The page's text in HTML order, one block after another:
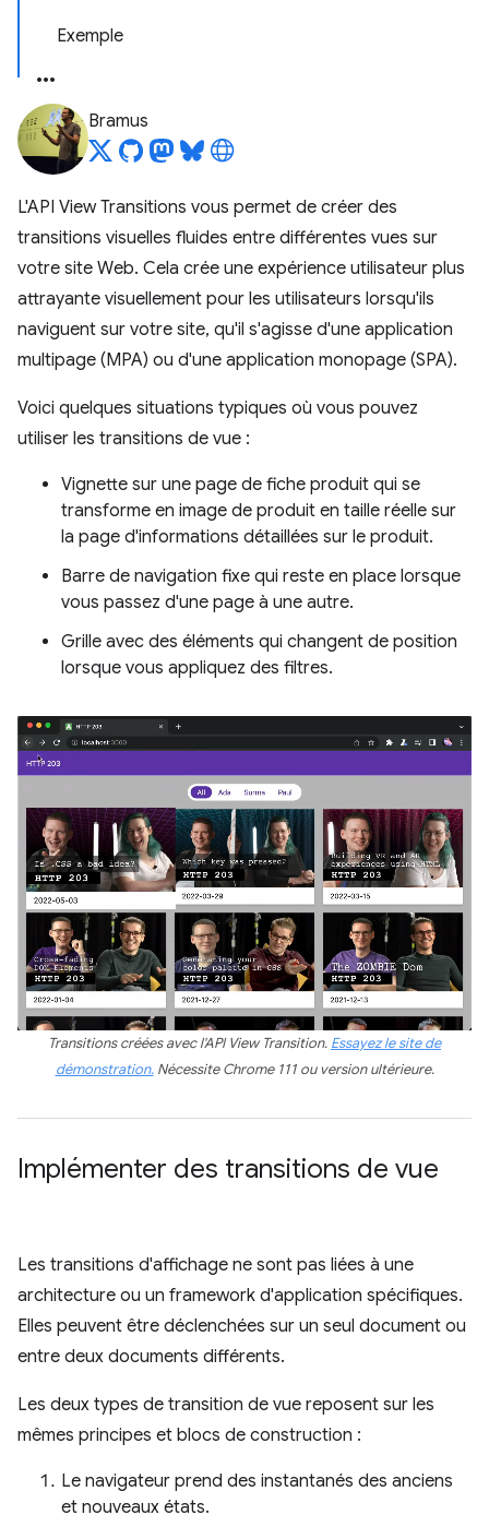
Exemple
Bramus
L'API View Transitions vous permet de créer des
transitions visuelles fluides entre différentes vues sur
votre site Web. Cela crée une expérience utilisateur plus
attrayante visuellement pour les utilisateurs lorsqu'ils
naviguent sur votre site, qu'il s'agisse d'une application
multipage (MPA) ou d'une application monopage (SPA).
Voici quelques situations typiques où vous pouvez
utiliser les transitions de vue :
Vignette sur une page de fiche produit qui se
transforme en image de produit en taille réelle sur
la page d'informations détaillées sur le produit.
Barre de navigation fixe qui reste en place lorsque
vous passez d'une page à une autre.
Grille avec des éléments qui changent de position
lorsque vous appliquez des filtres.
Transitions créées avec l'API View Transition. Essayez le site de
démonstration.Nécessite Chrome 111 ou version ultérieure.
Implémenter des transitions de vue
Les transitions d'affichage ne sont pas liées à une
architecture ou un framework d'application spécifiques.
Elles peuvent être déclenchées sur un seul document ou
entre deux documents différents.
Les deux types de transition de vue reposent sur les
mêmes principes et blocs de construction :
Le navigateur prend des instantanés des anciens
et nouveaux états.